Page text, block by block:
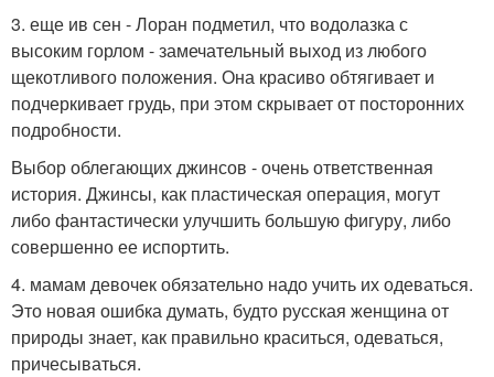
3. еще ив сен - Лоран подметил, что водолазка с
высоким горлом - замечательный выход из любого
щекотливого положения. Она красиво обтягивает и
подчеркивает грудь, при этом скрывает от посторонних
подробности.
Выбор облегающих джинсов - очень ответственная
история. Джинсы, как пластическая операция, могут
либо фантастически улучшить большую фигуру, либо
совершенно ее испортить.
4. мамам девочек обязательно надо учить их одеваться.
Это новая ошибка думать, будто русская женщина от
природы знает, как правильно краситься, одеваться,
причесываться.